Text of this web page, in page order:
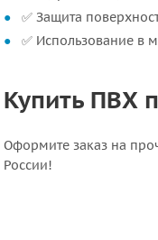
✅ Защита
✅ Использование в
Купить ПВХ
Оформите заказ на
России!